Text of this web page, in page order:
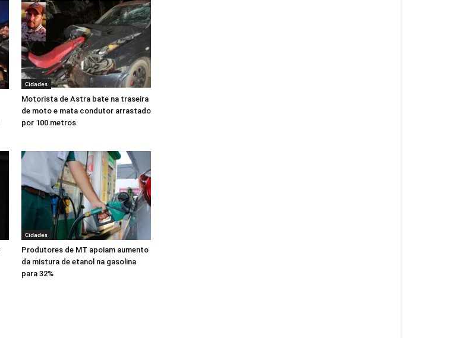
Cidades
Motorista de Astra bate na traseira
de moto e mata condutor arrastado
por 100 metros
Cidades
Produtores de MT apoiam aumento
da mistura de etanol na gasolina
para 32%